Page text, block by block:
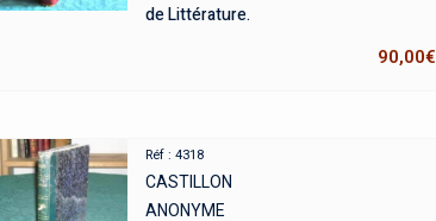
de Littérature.
90,00€
Réf : 4318
CASTILLON
ANONYME